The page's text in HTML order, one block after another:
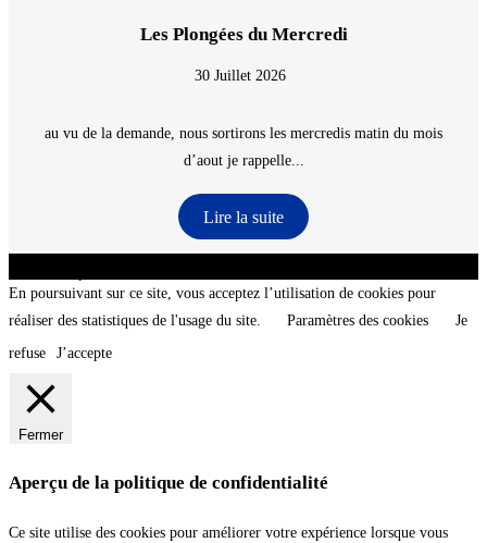
Les Plongées du Mercredi
30 Juillet 2026
au vu de la demande, nous sortirons les mercredis matin du mois
d’aout je rappelle...
Lire la suite
En poursuivant sur ce site, vous acceptez l’utilisation de cookies pour
réaliser des statistiques de l'usage du site.
Paramètres des cookies
Je
refuse
J’accepte
Fermer
Aperçu de la politique de confidentialité
Ce site utilise des cookies pour améliorer votre expérience lorsque vous